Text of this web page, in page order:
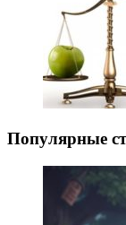
Популярные